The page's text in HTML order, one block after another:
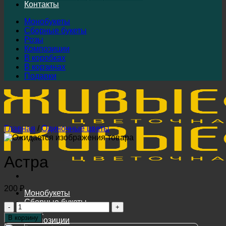
Контакты
Монобукеты
Сборные букеты
Розы
Композиции
В коробках
В корзинах
Подарки
Монобукеты
Сборные букеты
Розы
Композиции
Главная / Одиночные цветы
Астра
200 ₽
Количество
товара
Астра
В корзину